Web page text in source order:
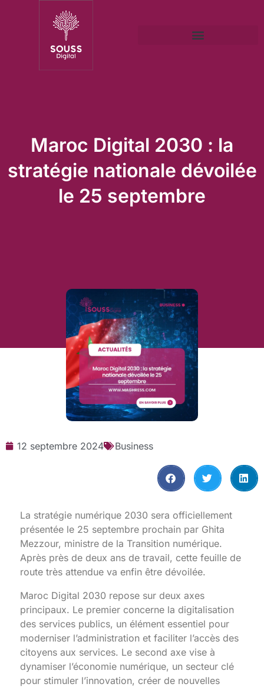
Maroc Digital 2030 : la
stratégie nationale dévoilée
le 25 septembre
12 septembre 2024 Business
La stratégie numérique 2030 sera officiellement
présentée le 25 septembre prochain par Ghita
Mezzour, ministre de la Transition numérique.
Après près de deux ans de travail, cette feuille de
route très attendue va enfin être dévoilée.
Maroc Digital 2030 repose sur deux axes
principaux. Le premier concerne la digitalisation
des services publics, un élément essentiel pour
moderniser l’administration et faciliter l’accès des
citoyens aux services. Le second axe vise à
dynamiser l’économie numérique, un secteur clé
pour stimuler l’innovation, créer de nouvelles